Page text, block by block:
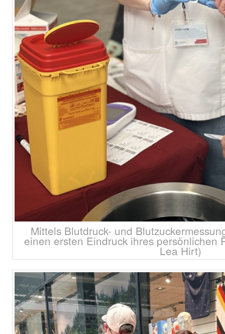
Mittels Blutdruck- und
einen ersten Eindruck ihres persönlichen
Lea Hirt)